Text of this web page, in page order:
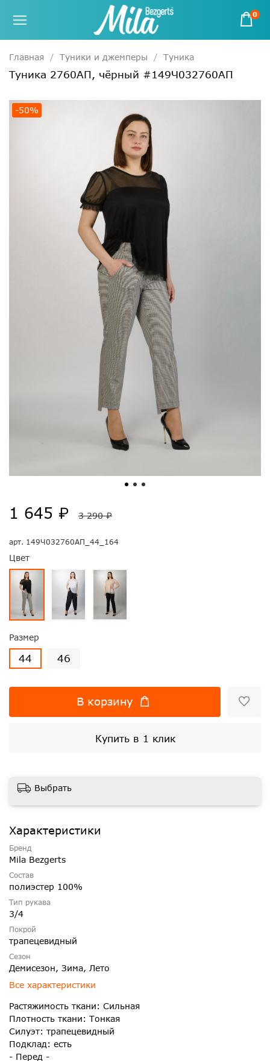
0
Главная Туники и джемперы Туника
Туника 2760АП, чёрный #149Ч032760АП
-50%
арт. 149Ч032760АП_44_164
Цвет
Размер
44 46
1 645 ₽ 3 290 ₽
В корзину
Купить в 1 клик
Выбрать
Характеристики
Бренд
Mila Bezgerts
Состав
полиэстер 100%
Тип рукава
3/4
Покрой
трапецевидный
Сезон
Демисезон, Зима, Лето
Все характеристики
Растяжимость ткани: Сильная
Плотность ткани: Тонкая
Силуэт: трапецевидный
Подклад: есть
- Перед -